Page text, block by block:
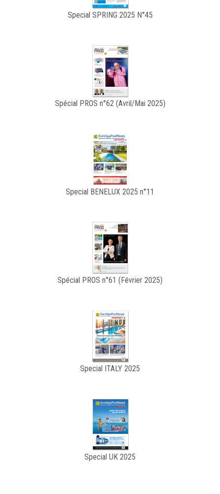
Special SPRING 2025 N°45
Spécial PROS n°62 (Avril/Mai 2025)
Special BENELUX 2025 n°11
Spécial PROS n°61 (Février 2025)
Special ITALY 2025
Special UK 2025